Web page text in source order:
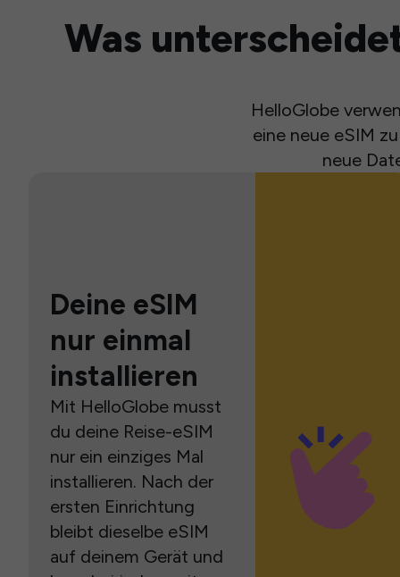
Was
HelloGlobe
eine neue eSIM
neue
Deine eSIM
nur einmal
installieren
Mit HelloGlobe musst
du deine Reise-eSIM
nur ein einziges Mal
installieren. Nach der
ersten Einrichtung
bleibt dieselbe eSIM
auf deinem Gerät und